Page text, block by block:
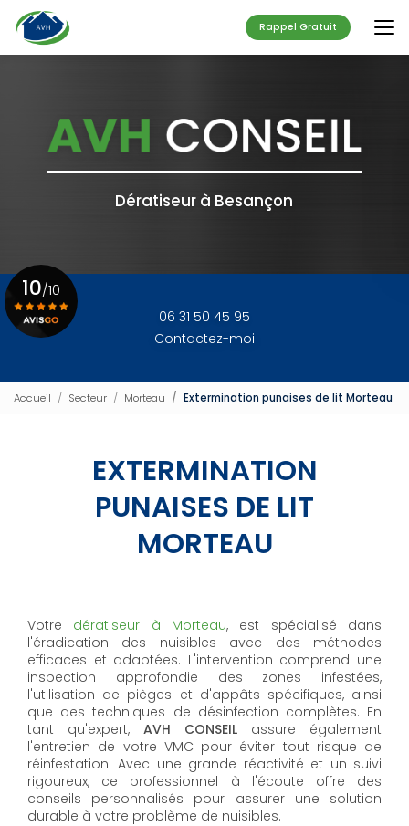
au
contenu
principal
Rappel Gratuit
Dératiseur à Besançon
06 31 50 45 95
Contactez-moi
10/10
Accueil Secteur Morteau Extermination punaises de lit Morteau
EXTERMINATION
PUNAISES DE LIT
MORTEAU
Votre dératiseur à Morteau, est spécialisé dans
l'éradication des nuisibles avec des méthodes
efficaces et adaptées. L'intervention comprend une
inspection approfondie des zones infestées,
l'utilisation de pièges et d'appâts spécifiques, ainsi
que des techniques de désinfection complètes. En
tant qu'expert, AVH CONSEIL assure également
l'entretien de votre VMC pour éviter tout risque de
réinfestation. Avec une grande réactivité et un suivi
rigoureux, ce professionnel à l'écoute offre des
conseils personnalisés pour assurer une solution
durable à votre problème de nuisibles.